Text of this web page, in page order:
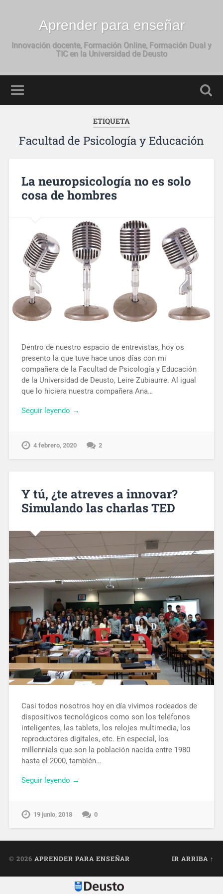
Aprender para enseñar
Innovación docente, Formación Online, Formación Dual y
TIC en la Universidad de Deusto
ETIQUETA
Facultad de Psicología y Educación
La neuropsicología no es solo
cosa de hombres
Dentro de nuestro espacio de entrevistas, hoy os
presento la que tuve hace unos días con mi
compañera de la Facultad de Psicología y Educación
de la Universidad de Deusto, Leire Zubiaurre. Al igual
que lo hiciera nuestra compañera Ana…
Seguir leyendo →
4 febrero, 2020 2
Y tú, ¿te atreves a innovar?
Simulando las charlas TED
Casi todos nosotros hoy en día vivimos rodeados de
dispositivos tecnológicos como son los teléfonos
inteligentes, las tablets, los relojes multimedia, los
reproductores digitales, etc. En especial, los
millennials que son la población nacida entre 1980
hasta el 2000, también…
Seguir leyendo →
19 junio, 2018 0
© 2026 APRENDER PARA ENSEÑAR IR ARRIBA ↑